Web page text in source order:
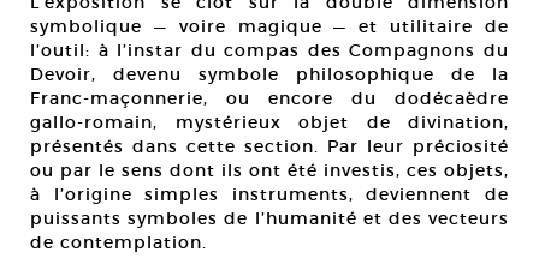
symbolique — voire magique — et utilitaire de
l’outil: à l’instar du compas des Compagnons du
Devoir, devenu symbole philosophique de la
Franc-maçonnerie, ou encore du dodécaèdre
gallo-romain, mystérieux objet de divination,
présentés dans cette section. Par leur préciosité
ou par le sens dont ils ont été investis, ces objets,
à l’origine simples instruments, deviennent de
puissants symboles de l’humanité et des vecteurs
de contemplation.